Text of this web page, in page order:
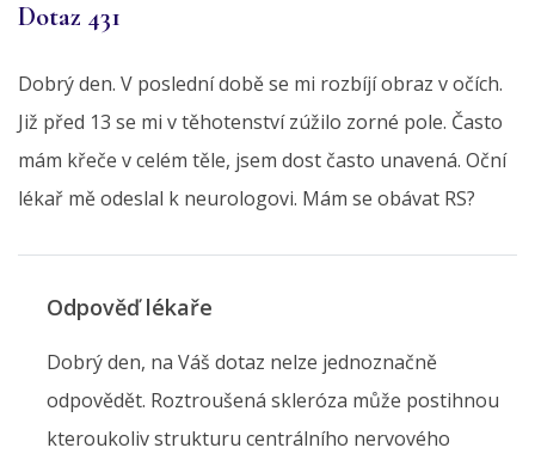
Dotaz 431
Dobrý den. V poslední době se mi rozbíjí obraz v očích.
Již před 13 se mi v těhotenství zúžilo zorné pole. Často
mám křeče v celém těle, jsem dost často unavená. Oční
lékař mě odeslal k neurologovi. Mám se obávat RS?
Odpověď lékaře
Dobrý den, na Váš dotaz nelze jednoznačně
odpovědět. Roztroušená skleróza může postihnou
kteroukoliv strukturu centrálního nervového